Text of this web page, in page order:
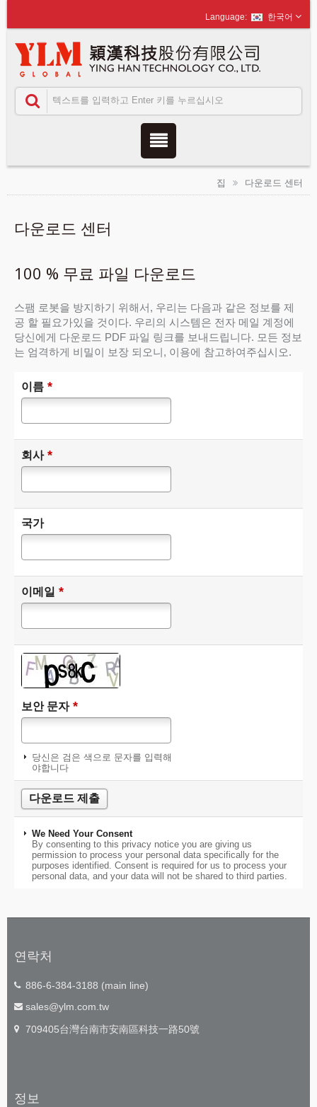
한국어
집 다운로드 센터
다운로드 센터
100 % 무료 파일 다운로드
스팸 로봇을 방지하기 위해서, 우리는 다음과 같은 정보를 제
공 할 필요가있을 것이다. 우리의 시스템은 전자 메일 계정에
당신에게 다운로드 PDF 파일 링크를 보내드립니다. 모든 정보
는 엄격하게 비밀이 보장 되오니, 이용에 참고하여주십시오.
이름 *
회사 *
국가
이메일 *
보안 문자 *
당신은 검은 색으로 문자를 입력해
야합니다
We Need Your Consent
By consenting to this privacy notice you are giving us
permission to process your personal data specifically for the
purposes identified. Consent is required for us to process your
personal data, and your data will not be shared to third parties.
연락처
886-6-384-3188 (main line)
sales@ylm.com.tw
709405台灣台南市安南區科技一路50號
정보